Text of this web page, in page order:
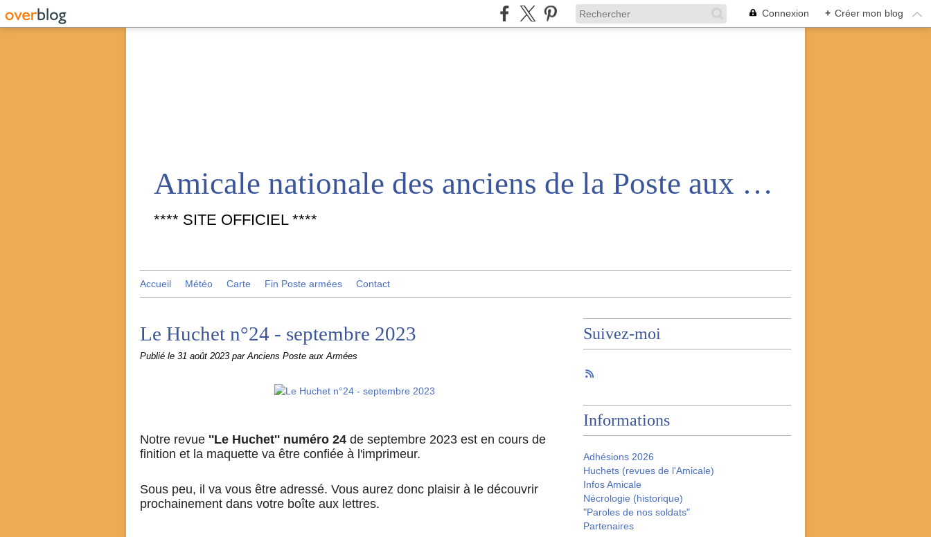
Connexion + Créer mon blog
Amicale nationale des anciens de la Poste aux armées
**** SITE OFFICIEL ****
Accueil Météo Carte Fin Poste armées Contact
Le Huchet n°24 - septembre 2023
Publié le 31 août 2023 par Anciens Poste aux Armées
Notre revue ''Le Huchet'' numéro 24 de septembre 2023 est en cours de
finition et la maquette va être confiée à l'imprimeur.
Sous peu, il va vous être adressé. Vous aurez donc plaisir à le découvrir
prochainement dans votre boîte aux lettres.
Suivez-moi
Informations
Adhésions 2026
Huchets (revues de l'Amicale)
Infos Amicale
Nécrologie (historique)
"Paroles de nos soldats"
Partenaires